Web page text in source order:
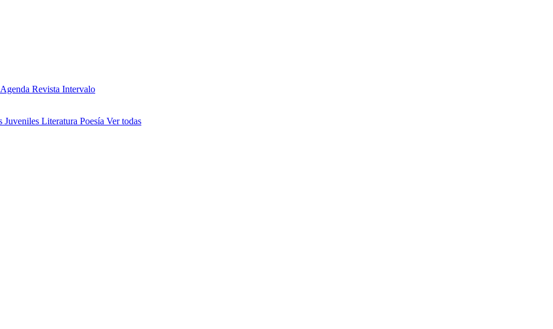
Agenda Revista Intervalo
Juveniles Literatura Poesía Ver todas